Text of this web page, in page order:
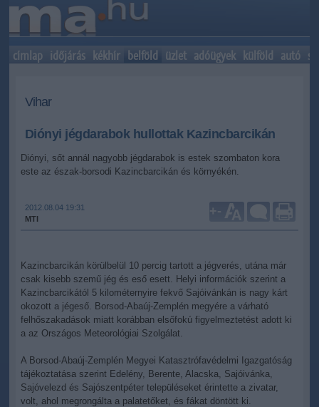
címlap időjárás kékhír belföld üzlet adóügyek külföld autó
Vihar
Diónyi jégdarabok hullottak Kazincbarcikán
Diónyi, sőt annál nagyobb jégdarabok is estek szombaton kora
este az észak-borsodi Kazincbarcikán és környékén.
2012.08.04 19:31
MTI
+-
Kazincbarcikán körülbelül 10 percig tartott a jégverés, utána már
csak kisebb szemű jég és eső esett. Helyi információk szerint a
Kazincbarcikától 5 kilométernyire fekvő Sajóivánkán is nagy kárt
okozott a jégeső. Borsod-Abaúj-Zemplén megyére a várható
felhőszakadások miatt korábban elsőfokú figyelmeztetést adott ki
a az Országos Meteorológiai Szolgálat.
A Borsod-Abaúj-Zemplén Megyei Katasztrófavédelmi Igazgatóság
tájékoztatása szerint Edelény, Berente, Alacska, Sajóivánka,
Sajóvelezd és Sajószentpéter településeket érintette a zivatar,
volt, ahol megrongálta a palatetőket, és fákat döntött ki.